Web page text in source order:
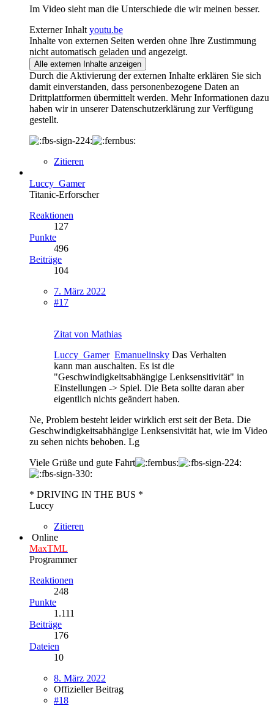
Im Video sieht man die Unterschiede die wir meinen besser.
Externer Inhalt youtu.be
Inhalte von externen Seiten werden ohne Ihre Zustimmung
nicht automatisch geladen und angezeigt.
Alle externen Inhalte anzeigen
Durch die Aktivierung der externen Inhalte erklären Sie sich
damit einverstanden, dass personenbezogene Daten an
Drittplattformen übermittelt werden. Mehr Informationen dazu
haben wir in unserer Datenschutzerklärung zur Verfügung
gestellt.
Zitieren
Luccy_Gamer
Titanic-Erforscher
Reaktionen
127
Punkte
496
Beiträge
104
7. März 2022
#17
Zitat von Mathias
Luccy_Gamer Emanuelinsky Das Verhalten
kann man auschalten. Es ist die
"Geschwindigkeitsabhängige Lenksensitivität" in
Einstellungen -> Spiel. Die Beta sollte daran aber
eigentlich nichts geändert haben.
Ne, Problem besteht leider wirklich erst seit der Beta. Die
Geschwindigkeitsabhängige Lenksensivität hat, wie im Video
zu sehen nichts behoben. Lg
Viele Grüße und gute Fahrt
* DRIVING IN THE BUS *
Luccy
Zitieren
Online
MaxTML
Programmer
Reaktionen
248
Punkte
1.111
Beiträge
176
Dateien
10
8. März 2022
Offizieller Beitrag
#18